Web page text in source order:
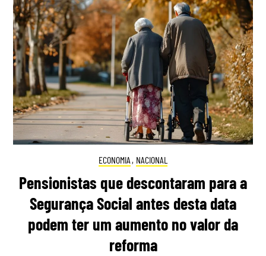
ECONOMIA , NACIONAL
Pensionistas que descontaram para a
Segurança Social antes desta data
podem ter um aumento no valor da
reforma